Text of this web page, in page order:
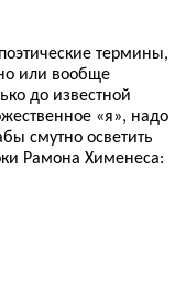
термины,
или вообще
до известной
«я», надо
смутно осветить
Рамона Хименеса: